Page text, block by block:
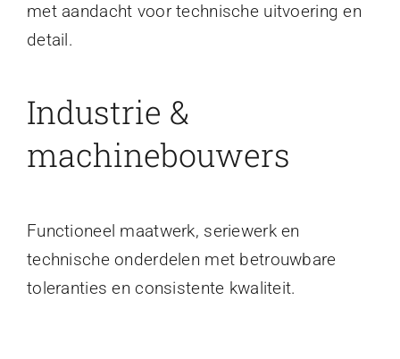
met aandacht voor technische uitvoering en
detail.
Industrie &
machinebouwers
Functioneel maatwerk, seriewerk en
technische onderdelen met betrouwbare
toleranties en consistente kwaliteit.